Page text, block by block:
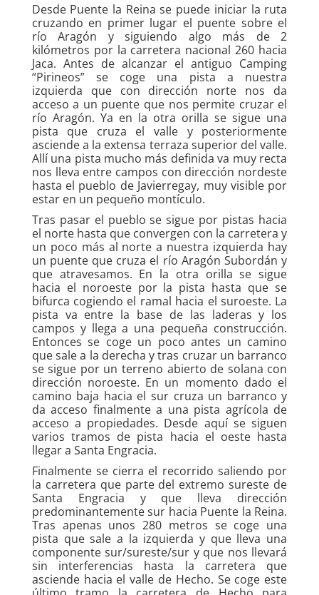
Desde Puente la Reina se puede iniciar la ruta
cruzando en primer lugar el puente sobre el
río Aragón y siguiendo algo más de 2
kilómetros por la carretera nacional 260 hacia
Jaca. Antes de alcanzar el antiguo Camping
“Pirineos” se coge una pista a nuestra
izquierda que con dirección norte nos da
acceso a un puente que nos permite cruzar el
río Aragón. Ya en la otra orilla se sigue una
pista que cruza el valle y posteriormente
asciende a la extensa terraza superior del valle.
Allí una pista mucho más definida va muy recta
nos lleva entre campos con dirección nordeste
hasta el pueblo de Javierregay, muy visible por
estar en un pequeño montículo.
Tras pasar el pueblo se sigue por pistas hacia
el norte hasta que convergen con la carretera y
un poco más al norte a nuestra izquierda hay
un puente que cruza el río Aragón Subordán y
que atravesamos. En la otra orilla se sigue
hacia el noroeste por la pista hasta que se
bifurca cogiendo el ramal hacia el suroeste. La
pista va entre la base de las laderas y los
campos y llega a una pequeña construcción.
Entonces se coge un poco antes un camino
que sale a la derecha y tras cruzar un barranco
se sigue por un terreno abierto de solana con
dirección noroeste. En un momento dado el
camino baja hacia el sur cruza un barranco y
da acceso finalmente a una pista agrícola de
acceso a propiedades. Desde aquí se siguen
varios tramos de pista hacia el oeste hasta
llegar a Santa Engracia.
Finalmente se cierra el recorrido saliendo por
la carretera que parte del extremo sureste de
Santa Engracia y que lleva dirección
predominantemente sur hacia Puente la Reina.
Tras apenas unos 280 metros se coge una
pista que sale a la izquierda y que lleva una
componente sur/sureste/sur y que nos llevará
sin interferencias hasta la carretera que
asciende hacia el valle de Hecho. Se coge este